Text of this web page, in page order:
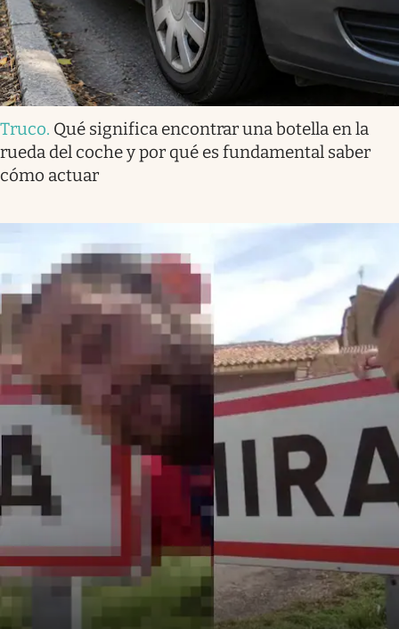
Truco. Qué significa encontrar una botella en la
rueda del coche y por qué es fundamental saber
cómo actuar